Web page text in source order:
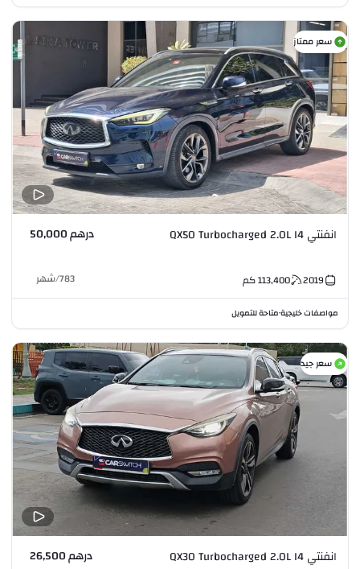
سعر ممتاز
انفنتي QX50 Turbocharged 2.0L I4 درهم 50,000
2019
113,400كم 783
/شهر
مواصفات خليجية•متاحة للتمويل
سعر جيد
انفنتي QX30 Turbocharged 2.0L I4 درهم 26,500